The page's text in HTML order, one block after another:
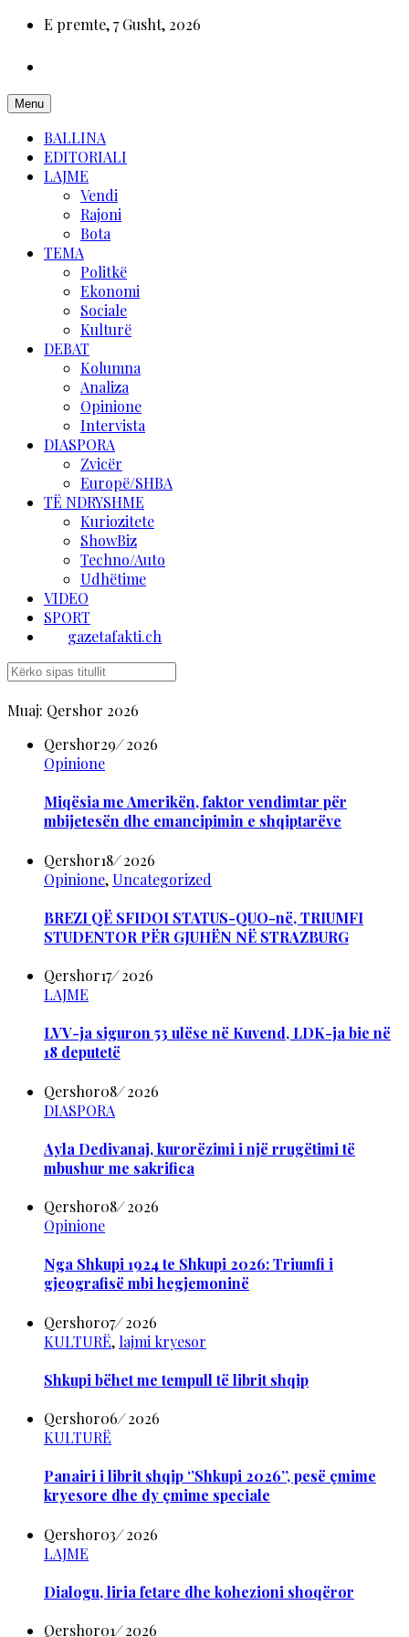
E premte, 7 Gusht, 2026
Menu
BALLINA
EDITORIALI
LAJME
Vendi
Rajoni
Bota
TEMA
Politkë
Ekonomi
Sociale
Kulturë
DEBAT
Kolumna
Analiza
Opinione
Intervista
DIASPORA
Zvicër
Europë/SHBA
TË NDRYSHME
Kuriozitete
ShowBiz
Techno/Auto
Udhëtime
VIDEO
SPORT
gazetafakti.ch
Muaj: Qershor 2026
Qershor29/2026
Opinione
Miqësia me Amerikën, faktor vendimtar për
mbijetesën dhe emancipimin e shqiptarëve
Qershor18/2026
Opinione,Uncategorized
BREZI QË SFIDOI STATUS-QUO-në, TRIUMFI
STUDENTOR PËR GJUHËN NË STRAZBURG
Qershor17/2026
LAJME
LVV-ja siguron 53 ulëse në Kuvend, LDK-ja bie në
18 deputetë
Qershor08/2026
DIASPORA
Ayla Dedivanaj, kurorëzimi i një rrugëtimi të
mbushur me sakrifica
Qershor08/2026
Opinione
Nga Shkupi 1924 te Shkupi 2026: Triumfi i
gjeografisë mbi hegjemoninë
Qershor07/2026
KULTURË, lajmi kryesor
Shkupi bëhet me tempull të librit shqip
Qershor06/2026
KULTURË
Panairi i librit shqip ‘’Shkupi 2026’’, pesë çmime
kryesore dhe dy çmime speciale
Qershor03/2026
LAJME
Dialogu, liria fetare dhe kohezioni shoqëror
Qershor01/2026